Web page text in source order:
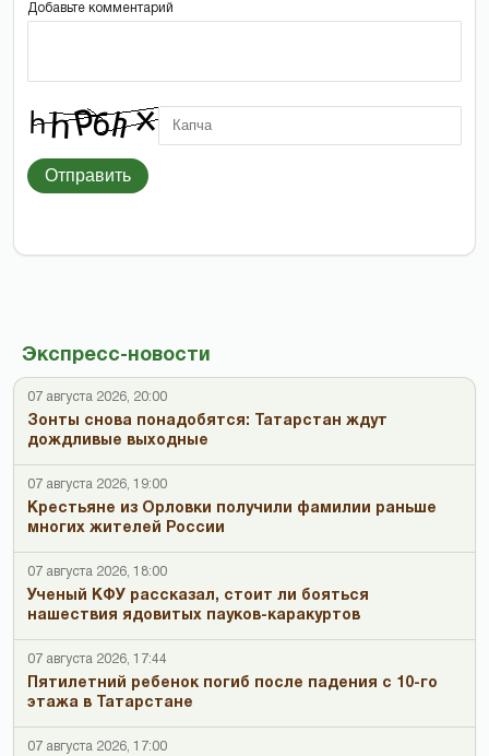
Экспресс-новости
07 августа 2026, 20:00
Зонты снова понадобятся: Татарстан ждут
дождливые выходные
07 августа 2026, 19:00
Крестьяне из Орловки получили фамилии раньше
многих жителей России
07 августа 2026, 18:00
Ученый КФУ рассказал, стоит ли бояться
нашествия ядовитых пауков-каракуртов
07 августа 2026, 17:44
Пятилетний ребенок погиб после падения с 10-го
этажа в Татарстане
07 августа 2026, 17:00
Добавьте комментарий
Отправить